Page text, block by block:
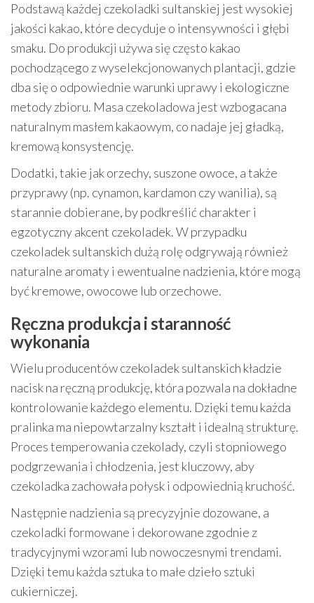
Podstawą każdej czekoladki sultanskiej jest wysokiej
jakości kakao, które decyduje o intensywności i głębi
smaku. Do produkcji używa się często kakao
pochodzącego z wyselekcjonowanych plantacji, gdzie
dba się o odpowiednie warunki uprawy i ekologiczne
metody zbioru. Masa czekoladowa jest wzbogacana
naturalnym masłem kakaowym, co nadaje jej gładką,
kremową konsystencję.
Dodatki, takie jak orzechy, suszone owoce, a także
przyprawy (np. cynamon, kardamon czy wanilia), są
starannie dobierane, by podkreślić charakter i
egzotyczny akcent czekoladek. W przypadku
czekoladek sultanskich dużą rolę odgrywają również
naturalne aromaty i ewentualne nadzienia, które mogą
być kremowe, owocowe lub orzechowe.
Ręczna produkcja i staranność
wykonania
Wielu producentów czekoladek sultanskich kładzie
nacisk na ręczną produkcję, która pozwala na dokładne
kontrolowanie każdego elementu. Dzięki temu każda
pralinka ma niepowtarzalny kształt i idealną strukturę.
Proces temperowania czekolady, czyli stopniowego
podgrzewania i chłodzenia, jest kluczowy, aby
czekoladka zachowała połysk i odpowiednią kruchość.
Następnie nadzienia są precyzyjnie dozowane, a
czekoladki formowane i dekorowane zgodnie z
tradycyjnymi wzorami lub nowoczesnymi trendami.
Dzięki temu każda sztuka to małe dzieło sztuki
cukierniczej.